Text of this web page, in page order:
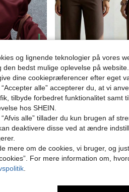
EU Warehouse -2% Damebukser i
og lignende teknologier på vores
den bedst mulige oplevelse på
dine cookiepræferencer efter eget
alle” accepterer du, at vi
tilbyde forbedret funktionalitet samt
hos SHEIN.
alle” tillader du kun brugen af
deaktivere disse ved at ændre
mere om de cookies, vi bruger, og
For mere information om,